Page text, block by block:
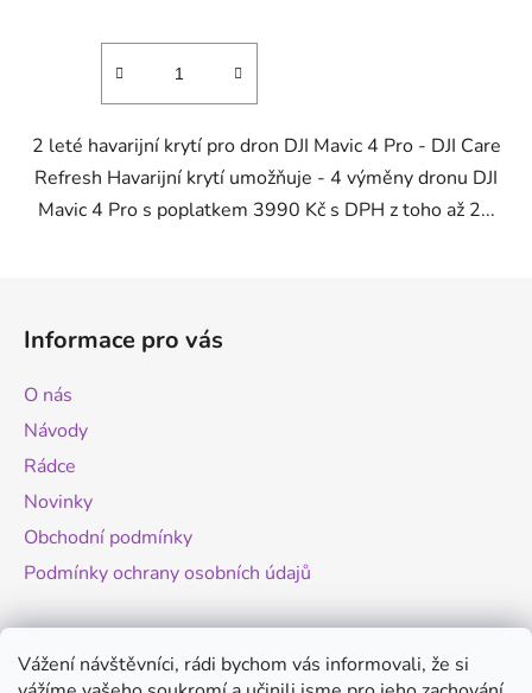
Vážení návštěvníci, rádi bychom vás informovali, že si
2 leté havarijní krytí pro dron DJI Mavic 4 Pro - DJI Care
Refresh Havarijní krytí umožňuje - 4 výměny dronu DJI
Mavic 4 Pro s poplatkem 3990 Kč s DPH z toho až 2...
Informace pro vás
O nás
Návody
Rádce
Novinky
Obchodní podmínky
Podmínky ochrany osobních údajů
Novinky